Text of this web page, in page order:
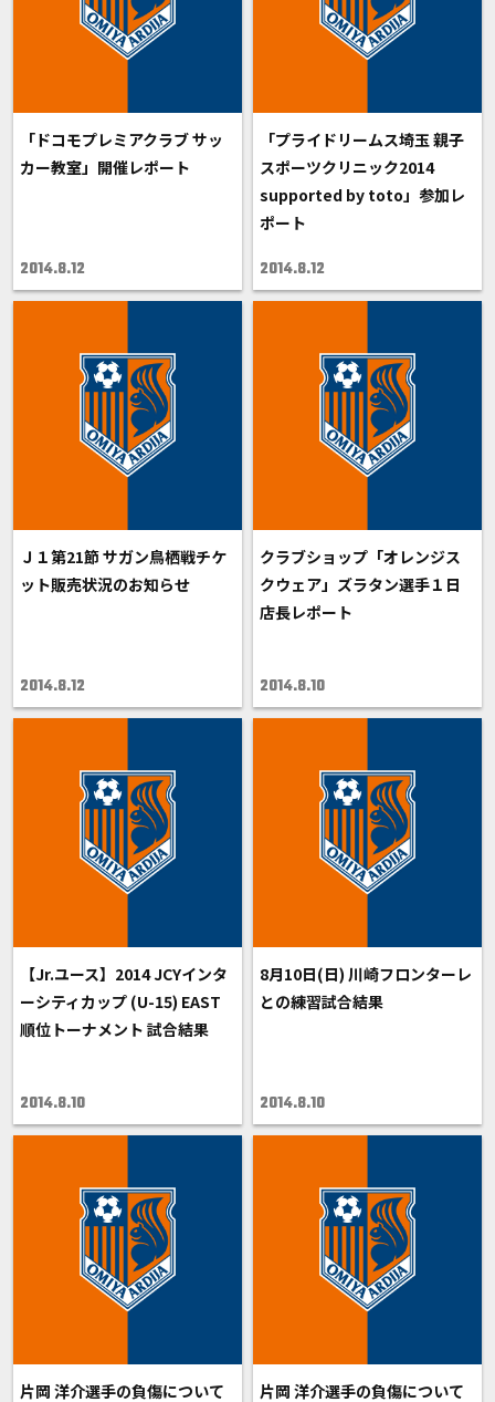
「ドコモプレミアクラブ サッ
カー教室」開催レポート
2014.8.12
「プライドリームス埼玉 親子
スポーツクリニック2014
supported by toto」参加レ
ポート
2014.8.12
Ｊ１第21節 サガン鳥栖戦チケ
ット販売状況のお知らせ
2014.8.12
クラブショップ「オレンジス
クウェア」ズラタン選手１日
店長レポート
2014.8.10
【Jr.ユース】2014 JCYインタ
ーシティカップ (U-15) EAST
順位トーナメント 試合結果
2014.8.10
8月10日(日) 川崎フロンターレ
との練習試合結果
2014.8.10
片岡 洋介選手の負傷について 片岡 洋介選手の負傷について